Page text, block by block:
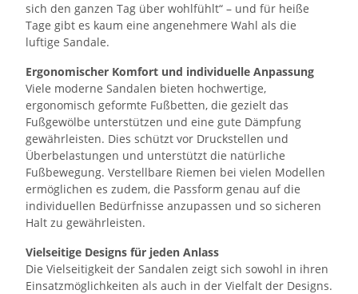
sich den ganzen Tag über wohlfühlt“ – und für heiße
Tage gibt es kaum eine angenehmere Wahl als die
luftige Sandale.
Ergonomischer Komfort und individuelle Anpassung
Viele moderne Sandalen bieten hochwertige,
ergonomisch geformte Fußbetten, die gezielt das
Fußgewölbe unterstützen und eine gute Dämpfung
gewährleisten. Dies schützt vor Druckstellen und
Überbelastungen und unterstützt die natürliche
Fußbewegung. Verstellbare Riemen bei vielen Modellen
ermöglichen es zudem, die Passform genau auf die
individuellen Bedürfnisse anzupassen und so sicheren
Halt zu gewährleisten.
Vielseitige Designs für jeden Anlass
Die Vielseitigkeit der Sandalen zeigt sich sowohl in ihren
Einsatzmöglichkeiten als auch in der Vielfalt der Designs.